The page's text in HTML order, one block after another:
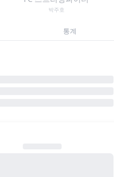
박주호
통계